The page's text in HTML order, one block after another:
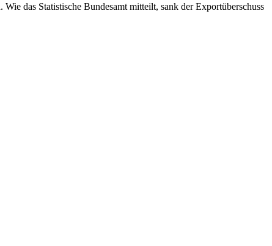
das Statistische Bundesamt mitteilt, sank der Exportüberschuss